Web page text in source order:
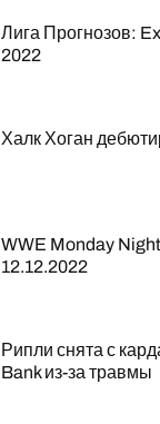
Лига Прогнозов:
2022
Халк Хоган
WWE Monday
12.12.2022
Рипли снята с
Bank из-за травмы